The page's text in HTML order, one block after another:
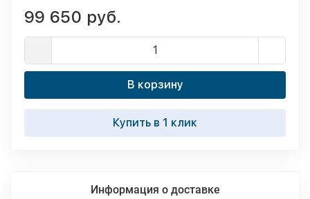
99 650 руб.
В корзину
Купить в 1 клик
Информация о доставке